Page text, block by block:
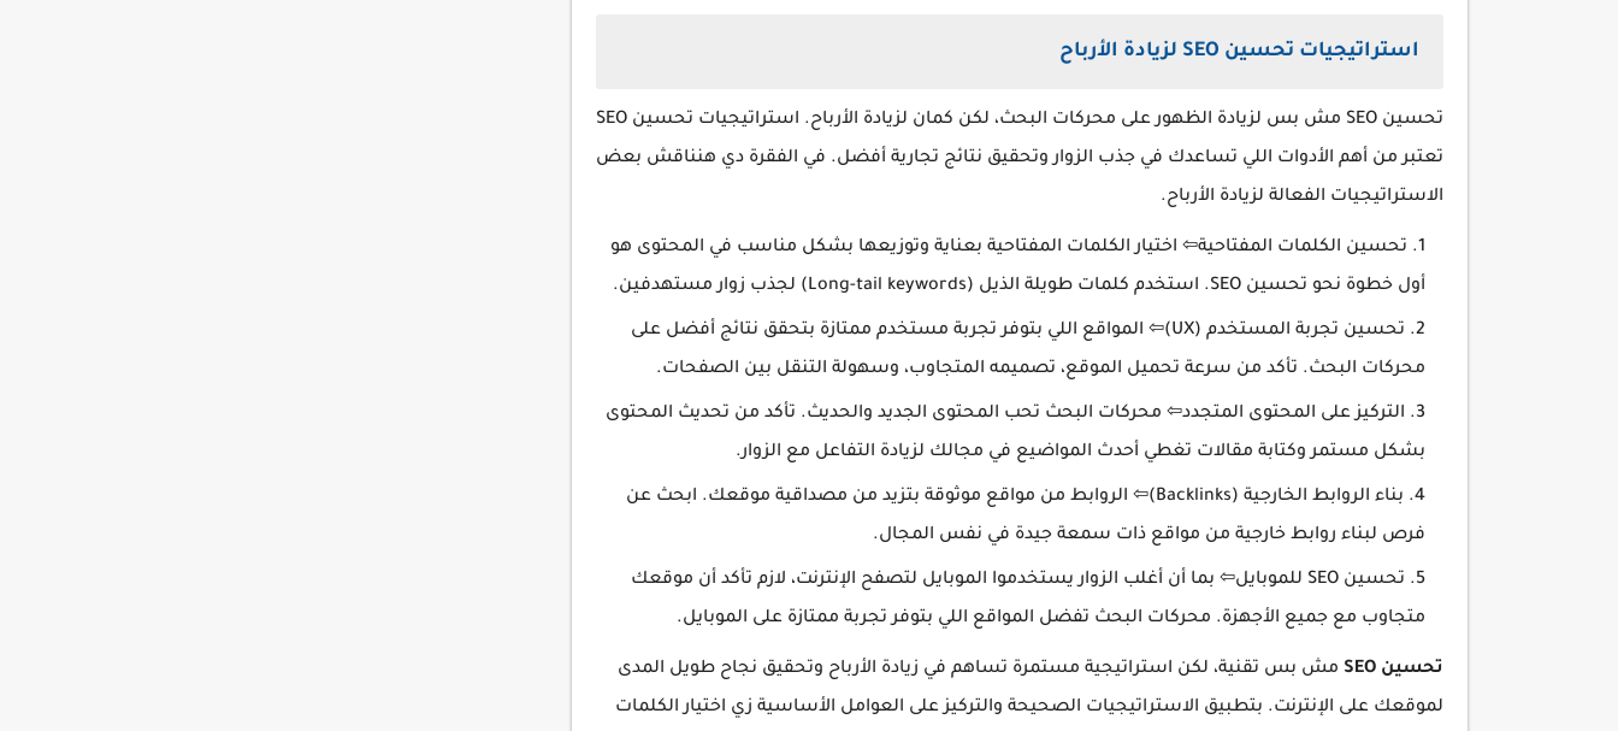
استراتيجيات تحسين SEO لزيادة الأرباح
تحسين SEO مش بس لزيادة الظهور على محركات البحث، لكن كمان لزيادة الأرباح. استراتيجيات تحسين SEO
تعتبر من أهم الأدوات اللي تساعدك في جذب الزوار وتحقيق نتائج تجارية أفضل. في الفقرة دي هنناقش بعض
الاستراتيجيات الفعالة لزيادة الأرباح.
تحسين الكلمات المفتاحية⇦ اختيار الكلمات المفتاحية بعناية وتوزيعها بشكل مناسب في المحتوى هو
أول خطوة نحو تحسين SEO. استخدم كلمات طويلة الذيل (Long-tail keywords) لجذب زوار مستهدفين.
تحسين تجربة المستخدم (UX)⇦ المواقع اللي بتوفر تجربة مستخدم ممتازة بتحقق نتائج أفضل على
محركات البحث. تأكد من سرعة تحميل الموقع، تصميمه المتجاوب، وسهولة التنقل بين الصفحات.
التركيز على المحتوى المتجدد⇦ محركات البحث تحب المحتوى الجديد والحديث. تأكد من تحديث المحتوى
بشكل مستمر وكتابة مقالات تغطي أحدث المواضيع في مجالك لزيادة التفاعل مع الزوار.
بناء الروابط الخارجية (Backlinks)⇦ الروابط من مواقع موثوقة بتزيد من مصداقية موقعك. ابحث عن
فرص لبناء روابط خارجية من مواقع ذات سمعة جيدة في نفس المجال.
تحسين SEO للموبايل⇦ بما أن أغلب الزوار يستخدموا الموبايل لتصفح الإنترنت، لازم تأكد أن موقعك
متجاوب مع جميع الأجهزة. محركات البحث تفضل المواقع اللي بتوفر تجربة ممتازة على الموبايل.
تحسين SEO
مش بس تقنية، لكن استراتيجية مستمرة تساهم في زيادة الأرباح وتحقيق نجاح طويل المدى
لموقعك على الإنترنت. بتطبيق الاستراتيجيات الصحيحة والتركيز على العوامل الأساسية زي اختيار الكلمات